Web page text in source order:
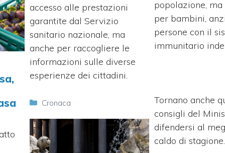
accesso alle prestazioni
garantite dal Servizio
sanitario nazionale, ma
anche per raccogliere le
informazioni sulle diverse
esperienze dei cittadini.
Categorie
Cronaca
popolazione,
per bambini,
persone con il
immunitario
Tornano anche
consigli del
difendersi al
caldo di